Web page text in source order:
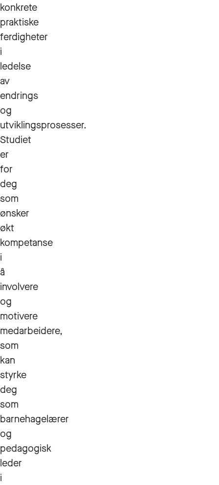
konkrete
praktiske
ferdigheter
i
ledelse
av
endrings
og
utviklingsprosesser.
Studiet
er
for
deg
som
ønsker
økt
kompetanse
i
å
involvere
og
motivere
medarbeidere,
som
kan
styrke
deg
som
barnehagelærer
og
pedagogisk
leder
i